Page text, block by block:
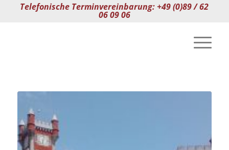
Telefonische Terminvereinbarung: +49 (0)89 / 62
06 09 06